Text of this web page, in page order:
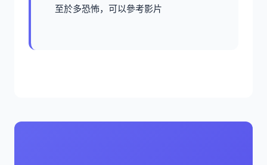
至於多恐怖，可以參考影片